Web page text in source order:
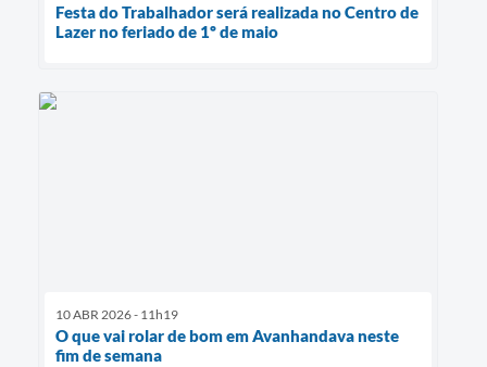
Festa do Trabalhador será realizada no Centro de
Lazer no feriado de 1º de maio
10 ABR 2026 - 11h19
O que vai rolar de bom em Avanhandava neste
fim de semana